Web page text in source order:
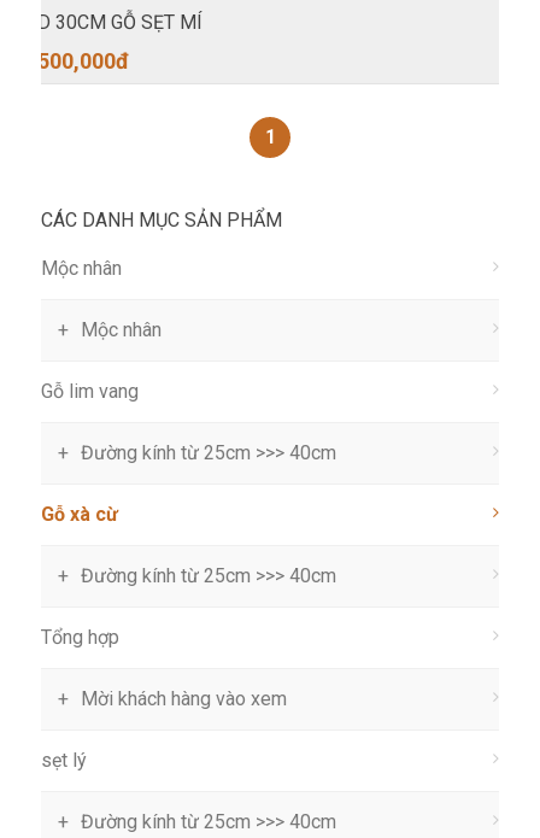
D 30CM GỖ SẸT MÍ
500,000đ
1
CÁC DANH MỤC SẢN PHẨM
Mộc nhân
Mộc nhân
Gỗ lim vang
Đường kính từ 25cm >>> 40cm
Gỗ xà cừ
Đường kính từ 25cm >>> 40cm
Tổng hợp
Mời khách hàng vào xem
sẹt lý
Đường kính từ 25cm >>> 40cm